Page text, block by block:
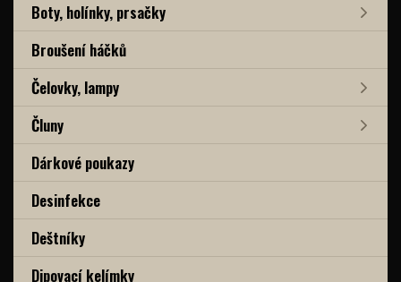
Boty, holínky, prsačky
Broušení háčků
Čelovky, lampy
Čluny
Dárkové poukazy
Desinfekce
Deštníky
Dipovací kelímky